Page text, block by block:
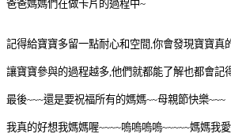
~
記得給寶寶多留一點耐心和空間你會發現寶寶真
讓寶寶參與的過程越多他們就都能了解也都會記
最後~~~還是要祝福所有的媽媽~~母親節快樂~~~
我真的好想我媽媽喔~~~~嗚嗚嗚嗚~~~~~媽媽我